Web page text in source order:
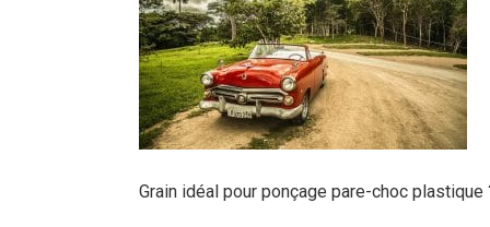
Grain idéal pour ponçage pare-choc plastique